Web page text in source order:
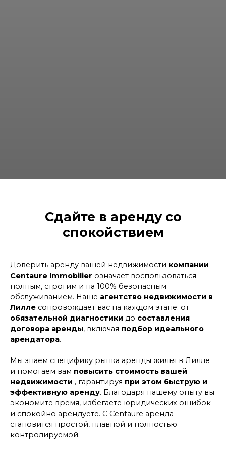
Сдайте в аренду со
спокойствием
Доверить аренду вашей недвижимости компании
Centaure Immobilier означает воспользоваться
полным, строгим и на 100% безопасным
обслуживанием. Наше агентство недвижимости в
Лилле сопровождает вас на каждом этапе: от
обязательной диагностики до составления
договора аренды, включая подбор идеального
арендатора.
Мы знаем специфику рынка аренды жилья в Лилле
и помогаем вам повысить стоимость вашей
недвижимости , гарантируя при этом быструю и
эффективную аренду. Благодаря нашему опыту вы
экономите время, избегаете юридических ошибок
и спокойно арендуете. С Centaure аренда
становится простой, плавной и полностью
контролируемой.